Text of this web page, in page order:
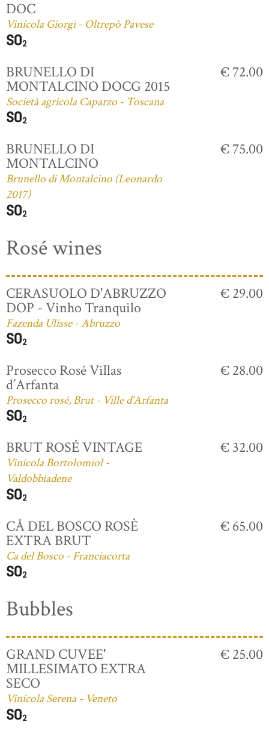
DOC
Vinícola Giorgi - Oltrepò Pavese
BRUNELLO DI
MONTALCINO DOCG 2015
Società agricola Caparzo - Toscana
€ 72.00
BRUNELLO DI
MONTALCINO
Brunello di Montalcino (Leonardo
2017)
€ 75.00
Rosé wines
CERASUOLO D'ABRUZZO
DOP - Vinho Tranquilo
Fazenda Ulisse - Abruzzo
€ 29.00
Prosecco Rosé Villas
d’Arfanta
Prosecco rosé, Brut - Ville d'Arfanta
€ 28.00
BRUT ROSÉ VINTAGE
Vinícola Bortolomiol -
Valdobbiadene
€ 32.00
CÅ DEL BOSCO ROSÈ
EXTRA BRUT
Ca del Bosco - Franciacorta
€ 65.00
Bubbles
GRAND CUVEE'
MILLESIMATO EXTRA
SECO
Vinícola Serena - Veneto
€ 25.00